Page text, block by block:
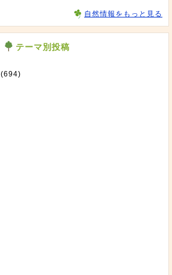
自然情報をもっと見る
テーマ別投稿
(694)